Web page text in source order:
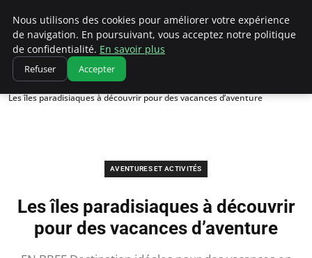
Correze Co
Accueil
Aventures et activités
Les îles paradisiaques à découvrir pour des vacances d’aventure
AVENTURES ET ACTIVITÉS
Les îles paradisiaques à découvrir
pour des vacances d’aventure
Nous utilisons des cookies pour améliorer votre expérience
de navigation. En poursuivant, vous acceptez notre politique
de confidentialité. En savoir plus
Refuser Accepter